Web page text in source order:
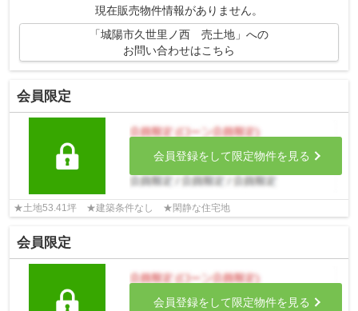
現在販売物件情報がありません。
「城陽市久世里ノ西 売土地」への
お問い合わせはこちら
会員限定
会員登録をして限定物件を見る
★土地53.41坪 ★建築条件なし ★閑静な住宅地
会員限定
会員登録をして限定物件を見る